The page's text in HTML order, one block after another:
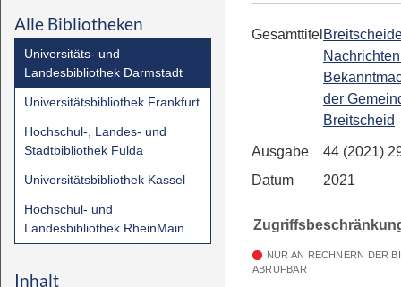
Alle Bibliotheken
Universitäts- und
Landesbibliothek Darmstadt
Universitätsbibliothek Frankfurt
Hochschul-, Landes- und
Stadtbibliothek Fulda
Universitätsbibliothek Kassel
Hochschul- und
Landesbibliothek RheinMain
Inhalt
Gesamttitel
der
Breitscheid
Ausgabe
44 (2021)
Datum
2021
NUR AN RECHNERN DER
ABRUFBAR